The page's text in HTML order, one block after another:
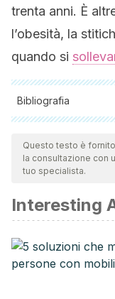
trenta anni. È
l’obesità, la
quando si
Bibliografia
Tutte le fonti citate
team per garantirne
validità. La
del Carmen, M. C. D.
Disfunciones
Problemas de salud
Sociedad, 21(2), 224-
Questo testo è
la consultazione con
tuo specialista.
Interesting